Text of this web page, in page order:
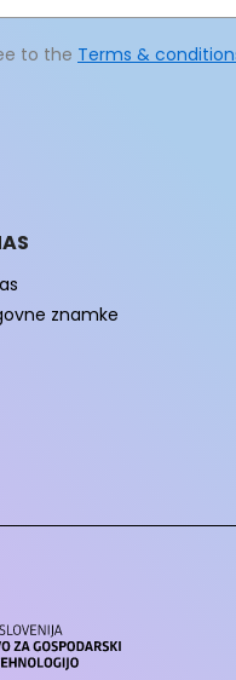
to the Terms &
znamke